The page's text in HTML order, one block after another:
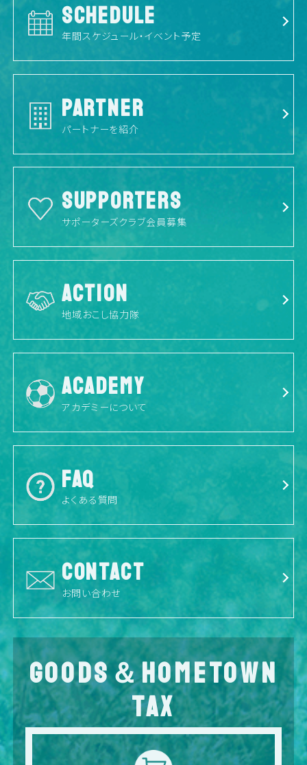
SCHEDULE
年間スケジュール・イベント予定
PARTNER
パートナーを紹介
SUPPORTERS
サポーターズクラブ会員募集
ACTION
地域おこし協力隊
ACADEMY
アカデミーについて
FAQ
よくある質問
CONTACT
お問い合わせ
GOODS＆HOMETOWN
TAX